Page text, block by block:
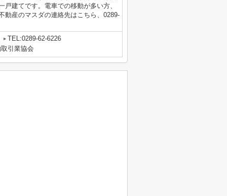
建てです。電車での移動が多い方、
動産のマスダの連絡先はこちら、0289-
TEL:0289-62-6226
引業協会